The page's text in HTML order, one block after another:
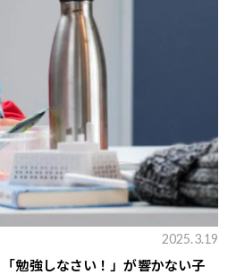
2025.3.19
勉強しなさい！」が響かない子